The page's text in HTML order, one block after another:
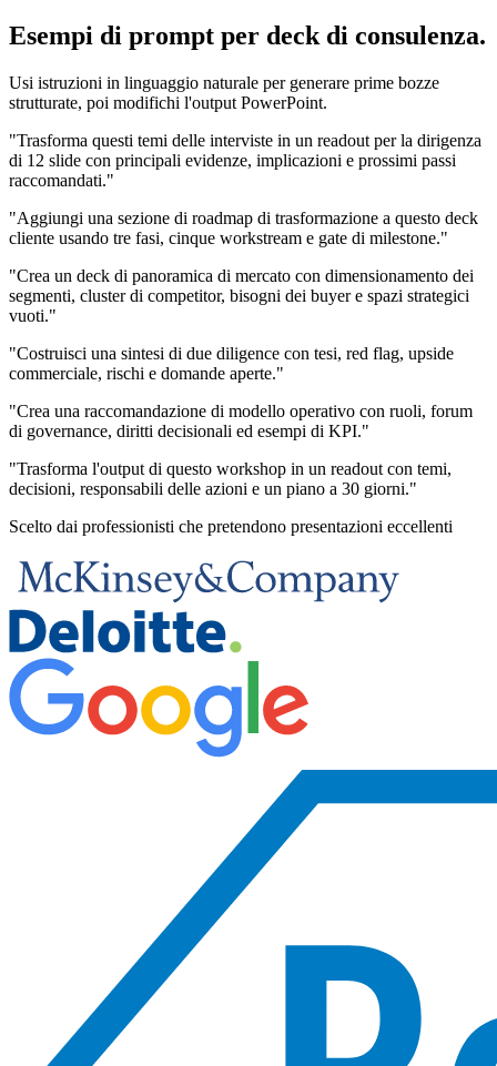
Esempi di prompt per deck di consulenza.
Usi istruzioni in linguaggio naturale per generare prime bozze
strutturate, poi modifichi l'output PowerPoint.
"Trasforma questi temi delle interviste in un readout per la dirigenza
di 12 slide con principali evidenze, implicazioni e prossimi passi
raccomandati."
"Aggiungi una sezione di roadmap di trasformazione a questo deck
cliente usando tre fasi, cinque workstream e gate di milestone."
"Crea un deck di panoramica di mercato con dimensionamento dei
segmenti, cluster di competitor, bisogni dei buyer e spazi strategici
vuoti."
"Costruisci una sintesi di due diligence con tesi, red flag, upside
commerciale, rischi e domande aperte."
"Crea una raccomandazione di modello operativo con ruoli, forum
di governance, diritti decisionali ed esempi di KPI."
"Trasforma l'output di questo workshop in un readout con temi,
decisioni, responsabili delle azioni e un piano a 30 giorni."
Scelto dai professionisti che pretendono presentazioni eccellenti